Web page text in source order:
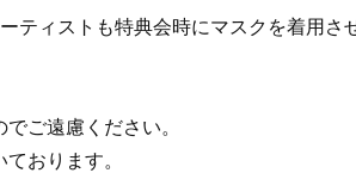
ティストも特典会時にマスクを着用さ
ご遠慮ください。
おります。